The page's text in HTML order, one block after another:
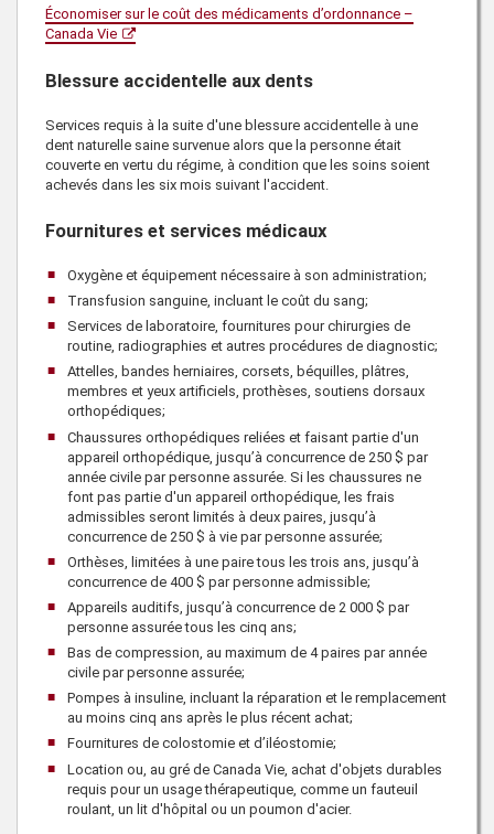
Économiser sur le coût des médicaments d’ordonnance –
Canada Vie
Blessure accidentelle aux dents
Services requis à la suite d'une blessure accidentelle à une
dent naturelle saine survenue alors que la personne était
couverte en vertu du régime, à condition que les soins soient
achevés dans les six mois suivant l'accident.
Fournitures et services médicaux
Oxygène et équipement nécessaire à son administration;
Transfusion sanguine, incluant le coût du sang;
Services de laboratoire, fournitures pour chirurgies de
routine, radiographies et autres procédures de diagnostic;
Attelles, bandes herniaires, corsets, béquilles, plâtres,
membres et yeux artificiels, prothèses, soutiens dorsaux
orthopédiques;
Chaussures orthopédiques reliées et faisant partie d'un
appareil orthopédique, jusqu’à concurrence de 250 $ par
année civile par personne assurée. Si les chaussures ne
font pas partie d'un appareil orthopédique, les frais
admissibles seront limités à deux paires, jusqu’à
concurrence de 250 $ à vie par personne assurée;
Orthèses, limitées à une paire tous les trois ans, jusqu’à
concurrence de 400 $ par personne admissible;
Appareils auditifs, jusqu’à concurrence de 2 000 $ par
personne assurée tous les cinq ans;
Bas de compression, au maximum de 4 paires par année
civile par personne assurée;
Pompes à insuline, incluant la réparation et le remplacement
au moins cinq ans après le plus récent achat;
Fournitures de colostomie et d’iléostomie;
Location ou, au gré de Canada Vie, achat d'objets durables
requis pour un usage thérapeutique, comme un fauteuil
roulant, un lit d'hôpital ou un poumon d'acier.